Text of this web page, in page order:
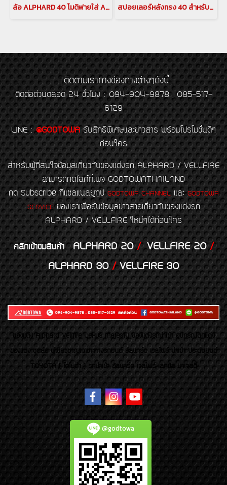
ล้อ ALPHARD 40 โมดิฟายใส่ ALPHARD 30 สปอยเลอร์หลังทรง 40 สำหรับ ALPHARD / VELLFIRE 30
ติดตามเราทางช่องทางต่างๆดังนี้
ติดต่อด่วนตลอด 24 ชั่วโมง : 094-904-9878 , 085-517-
6129
LINE : @GODTOWA รับสิทธิพิเศษและข่าวสาร พร้อมโปรโมชั่นดีๆ
ก่อนใคร
สำหรับผู้ที่สนใจข้อมูลเกี่ยวกับของแต่งรถ ALPHARD / VELLFIRE
สามารถกดไลค์ที่เพจ GODTOWATHAILAND
กด Subscribe ที่แชลแนลยูทูป GODTOWA CHANNELและGODTOWA
SERVICEของเราเพื่อรับข้อมูลข่าวสารเกี่ยวกับของแต่งรถ
ALPHARD / VELLFIRE ใหม่ๆได้ก่อนใคร
คลิกเข้าชมสินค้า ALPHARD 20/VELLFIRE 20/
ALPHARD 30/VELLFIRE 30
ของเเต่ง Alphard Vellfire Lexus Majesty ของเเต่งรถนำเข้า อุปกรณ์ตกแต่ง
ของแต่ง ชุดล้อ ผู้เชี่ยวชาญเฉพาะทางรถยนต์ อัลพาร์ด เวลไฟร์ นำเข้า ประดับยนต์
TOYOTA ( โตโยต้า ) รถนำเข้า อัลพาร์ด เวลไฟร์ เลกซัส มาเจสตี้
@godtowa